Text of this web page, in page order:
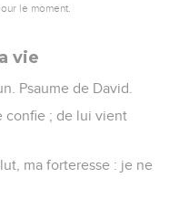
le moment.
vie
Psaume de David.
confie ; de lui vient
ma forteresse : je ne